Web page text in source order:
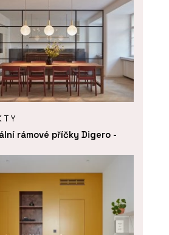
rámové příčky Digero -